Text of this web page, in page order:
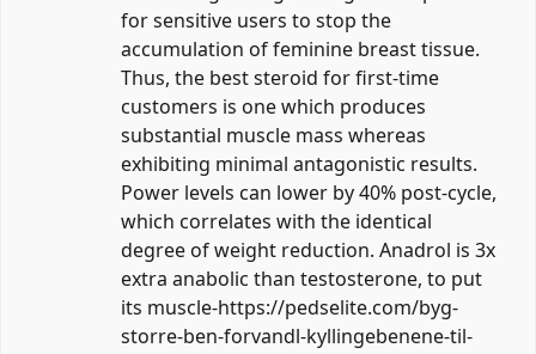
for sensitive users to stop the
accumulation of feminine breast tissue.
Thus, the best steroid for first-time
customers is one which produces
substantial muscle mass whereas
exhibiting minimal antagonistic results.
Power levels can lower by 40% post-cycle,
which correlates with the identical
degree of weight reduction. Anadrol is 3x
extra anabolic than testosterone, to put
its muscle-https://pedselite.com/byg-
storre-ben-forvandl-kyllingebenene-til-